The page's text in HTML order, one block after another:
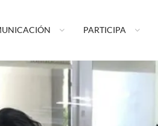
tu
PARTICIPA